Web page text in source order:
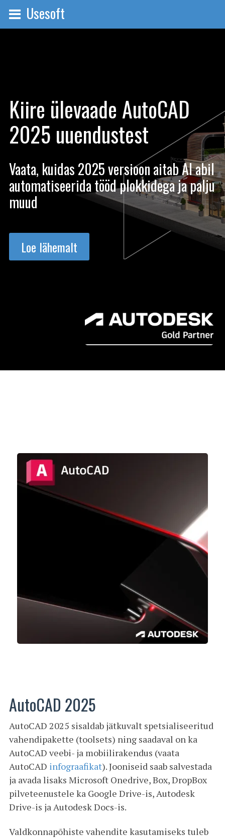
Usesoft
Kiire ülevaade AutoCAD
2025 uuendustest
Vaata, kuidas 2025 versioon aitab AI abil
automatiseerida tööd plokkidega ja palju
muud
Loe lähemalt
AutoCAD 2025
AutoCAD 2025 sisaldab jätkuvalt spetsialiseeritud
vahendipakette (toolsets) ning saadaval on ka
AutoCAD veebi- ja mobiilirakendus (vaata
AutoCAD infograafikat). Jooniseid saab salvestada
ja avada lisaks Microsoft Onedrive, Box, DropBox
pilveteenustele ka Google Drive-is, Autodesk
Drive-is ja Autodesk Docs-is.
Valdkonnapõhiste vahendite kasutamiseks tuleb